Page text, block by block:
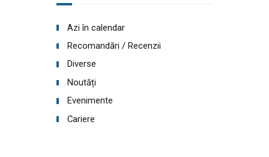
Azi în calendar
Recomandări / Recenzii
Diverse
Noutăți
Evenimente
Cariere